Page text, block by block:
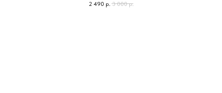
2 490 р. 3 000 р.